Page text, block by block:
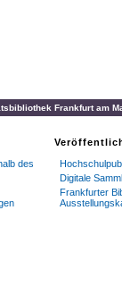
Frankfurt am
des
Digitale
Frankfurter